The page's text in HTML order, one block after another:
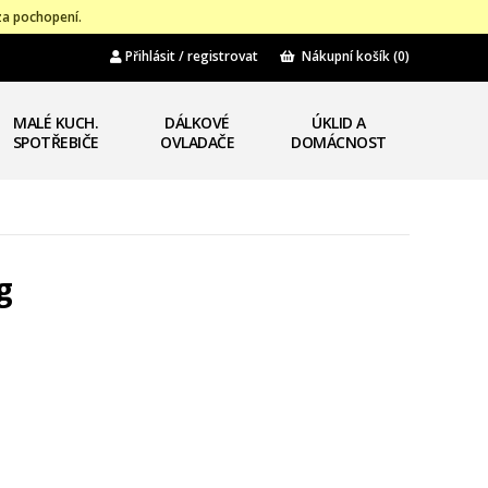
pochopení.
Přihlásit / registrovat Nákupní košík(0)
MALÉ KUCH.
SPOTŘEBIČE
DÁLKOVÉ
OVLADAČE
ÚKLID A
DOMÁCNOST